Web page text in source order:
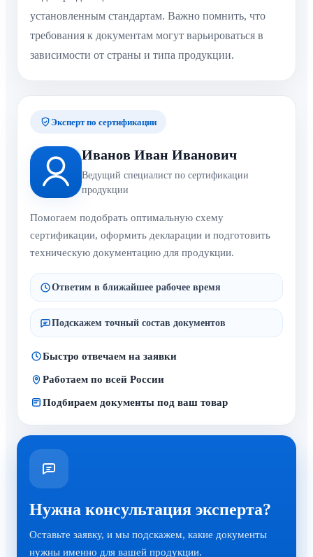
установленным стандартам. Важно помнить, что
требования к документам могут варьироваться в
зависимости от страны и типа продукции.
Эксперт по сертификации
Иванов Иван Иванович
Ведущий специалист по сертификации
продукции
Помогаем подобрать оптимальную схему
сертификации, оформить декларации и подготовить
техническую документацию для продукции.
Ответим в ближайшее рабочее время
Подскажем точный состав документов
Быстро отвечаем на заявки
Работаем по всей России
Подбираем документы под ваш товар
Нужна консультация эксперта?
Оставьте заявку, и мы подскажем, какие документы
нужны именно для вашей продукции.